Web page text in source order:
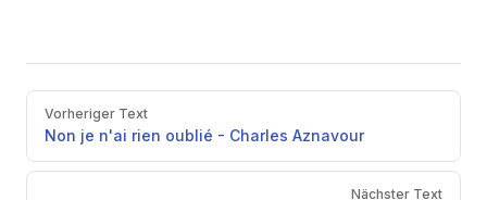
Pager
Vorheriger Text
Non je n'ai rien oublié - Charles Aznavour
Nächster Text